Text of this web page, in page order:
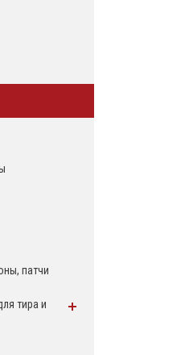
патчи
тира и